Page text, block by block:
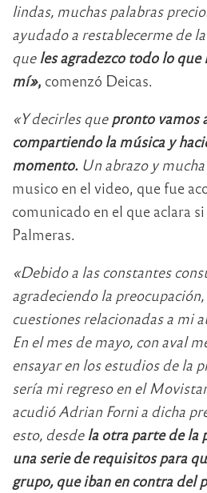
lindas, muchas palabras
ayudado a restablecerme de
queles agradezco todo lo que
mí», comenzó Deicas.
«Y decirles que pronto vamos
compartiendo la música y
momento. Un abrazo y
musico en el video, que fue
comunicado en el que aclara
Palmeras.
«Debido a las constantes
agradeciendo la
cuestiones relacionadas a mi
En el mes de mayo, con aval
ensayar en los estudios de la
sería mi regreso en el
acudió Adrian Forni a dicha
esto, desdela otra parte de la
una serie de requisitos para
grupo, que iban en contra del